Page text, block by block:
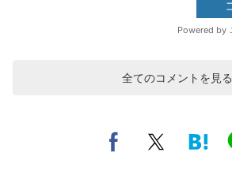
全てのコメントを見る